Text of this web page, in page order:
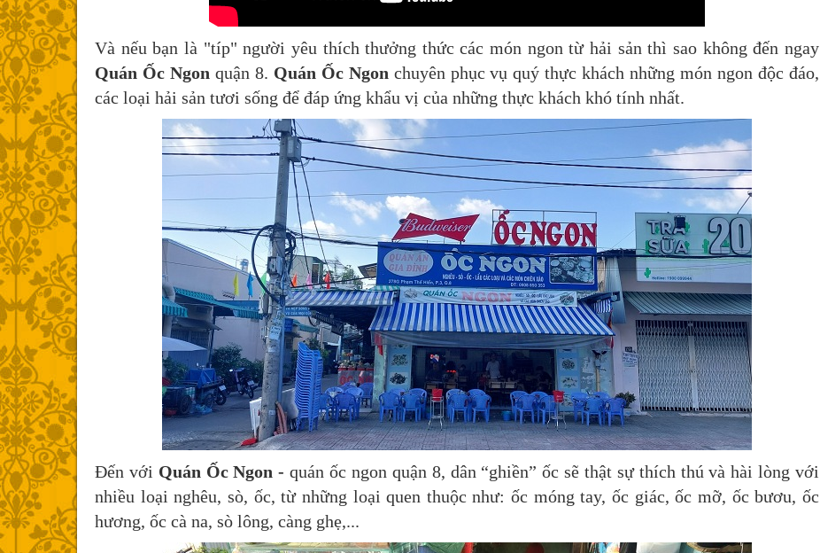
Và nếu bạn là "típ" người yêu thích thưởng thức các món ngon từ hải sản thì sao không đến ngay
Quán Ốc Ngon quận 8. Quán Ốc Ngon chuyên phục vụ quý thực khách những món ngon độc đáo,
các loại hải sản tươi sống để đáp ứng khẩu vị của những thực khách khó tính nhất.
Đến với Quán Ốc Ngon -quán ốc ngon quận 8, dân “ghiền” ốc sẽ thật sự thích thú và hài lòng với
nhiều loại nghêu, sò, ốc, từ những loại quen thuộc như: ốc móng tay, ốc giác, ốc mỡ, ốc bươu, ốc
hương, ốc cà na, sò lông, càng ghẹ,...